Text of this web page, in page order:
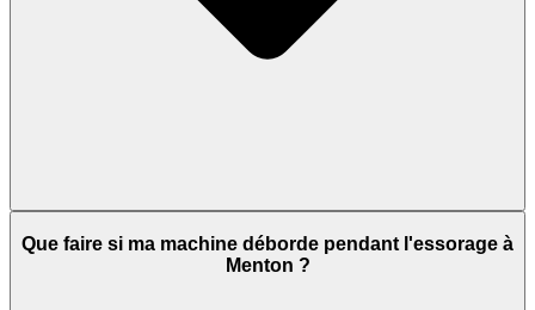
Que faire si ma machine déborde pendant l'essorage à
Menton ?